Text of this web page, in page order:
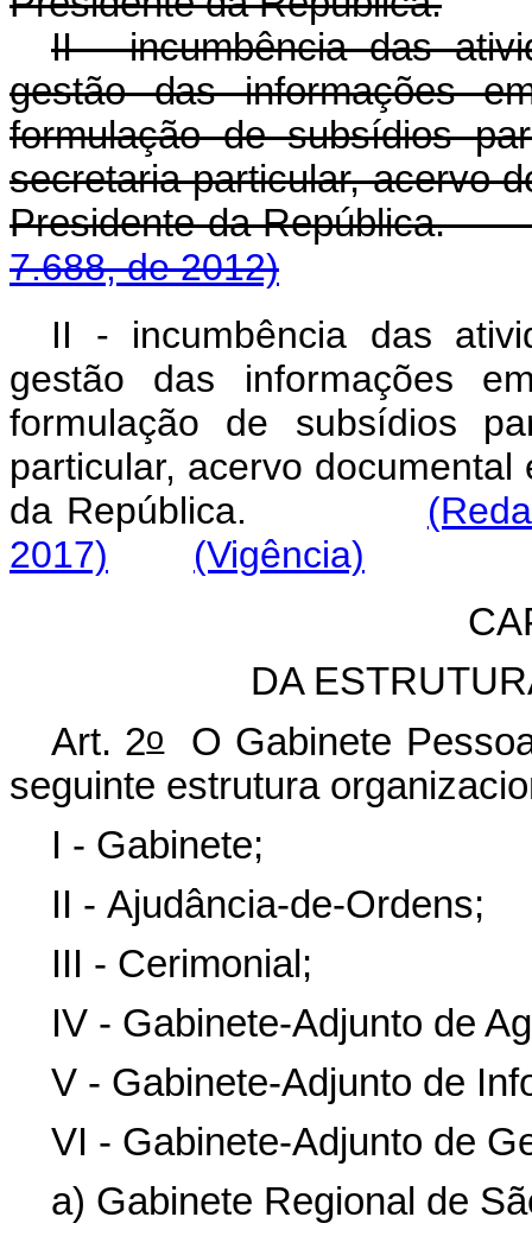
II - incumbência das
gestão das informações
formulação de subsídios
secretaria particular, acervo
Presidente da
7.688, de 2012)
II - incumbência das
gestão das informações
formulação de subsídios
particular, acervo
da República.
2017)
(Vigência)
DA
Art. 2oO Gabinete
seguinte estrutura
I - Gabinete;
II - Ajudância-de-Ordens;
III - Cerimonial;
IV - Gabinete-Adjunto de
V - Gabinete-Adjunto de
VI - Gabinete-Adjunto de
a) Gabinete Regional de